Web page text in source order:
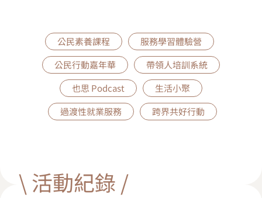
公民素養課程
服務學習體驗營
公民行動嘉年華
帶領人培訓系統
也思 Podcast
生活小聚
過渡性就業服務
跨界共好行動
\ 活動紀錄 /